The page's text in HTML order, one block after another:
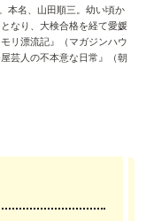
本名、山田順三。幼い頃か
なり、大検合格を経て愛媛
リ漂流記』（マガジンハウ
芸人 の不本意な日常』（朝